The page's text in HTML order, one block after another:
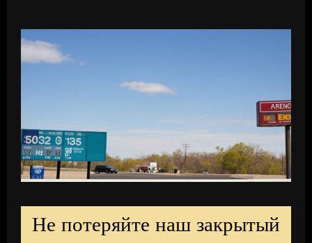
Не потеряйте наш закрытый